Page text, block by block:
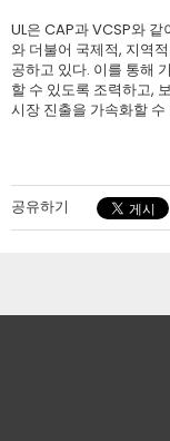
UL은 CAP과 VCSP와
와 더불어 국제적, 지역
공하고 있다. 이를 통해
할 수 있도록 조력하고,
시장 진출을 가속화할
공유하기